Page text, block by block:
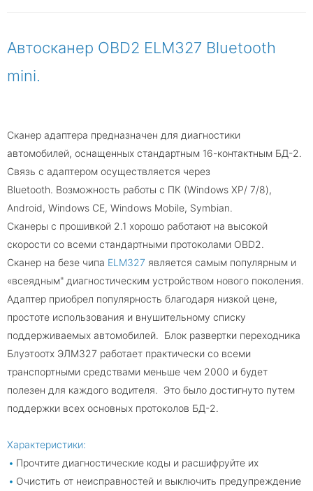
Автосканер OBD2 ELM327 Bluetooth
mini.
Сканер адаптера предназначен для диагностики
автомобилей, оснащенных стандартным 16-контактным БД-2.
Связь с адаптером осуществляется через
Bluetooth. Возможность работы с ПК (Windows XP/ 7/8),
Android, Windows CE, Windows Mobile, Symbian.
Сканеры с прошивкой 2.1 хорошо работают на высокой
скорости со всеми стандартными протоколами OBD2.
Сканер на безе чипа ELM327 является самым популярным и
«всеядным" диагностическим устройством нового поколения.
Адаптер приобрел популярность благодаря низкой цене,
простоте использования и внушительному списку
поддерживаемых автомобилей. Блок развертки переходника
Блуэтоотх ЭЛМ327 работает практически со всеми
транспортными средствами меньше чем 2000 и будет
полезен для каждого водителя. Это было достигнуто путем
поддержки всех основных протоколов БД-2.
Характеристики:
Прочтите диагностические коды и расшифруйте их
Очистить от неисправностей и выключить предупреждение